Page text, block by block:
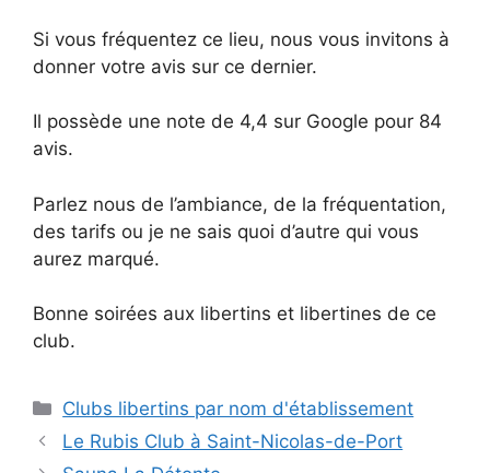
Si vous fréquentez ce lieu, nous vous invitons à
donner votre avis sur ce dernier.
Il possède une note de 4,4 sur Google pour 84
avis.
Parlez nous de l’ambiance, de la fréquentation,
des tarifs ou je ne sais quoi d’autre qui vous
aurez marqué.
Bonne soirées aux libertins et libertines de ce
club.
Catégories
Clubs libertins par nom d'établissement
Le Rubis Club à Saint-Nicolas-de-Port